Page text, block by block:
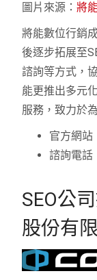
圖片來源：將
將能數位行銷
後逐步拓展至
諮詢等方式，
能更推出多元
服務，致力於
官方網站
諮詢電話
SEO公
股份有